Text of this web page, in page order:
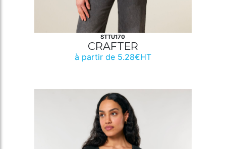
STTU170
CRAFTER
à partir de 5.28€HT